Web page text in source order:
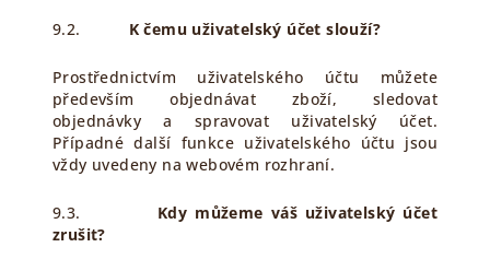
9.2. K čemu uživatelský účet slouží?
Prostřednictvím uživatelského účtu můžete
především objednávat zboží, sledovat
objednávky a spravovat uživatelský účet.
Případné další funkce uživatelského účtu jsou
vždy uvedeny na webovém rozhraní.
9.3.
Kdy můžeme váš uživatelský účet
zrušit?